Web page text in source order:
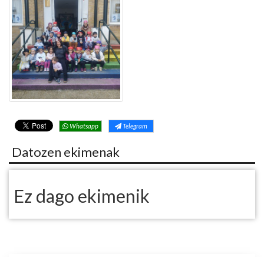
Whatsapp Telegram
Datozen ekimenak
Ez dago ekimenik